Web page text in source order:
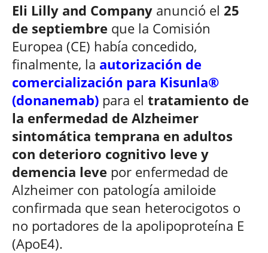
Eli Lilly and Company anunció el 25
de septiembre que la Comisión
Europea (CE) había concedido,
finalmente, la autorización de
comercialización para Kisunla®
(donanemab) para el tratamiento de
la enfermedad de Alzheimer
sintomática temprana en adultos
con deterioro cognitivo leve y
demencia leve por enfermedad de
Alzheimer con patología amiloide
confirmada que sean heterocigotos o
no portadores de la apolipoproteína E
(ApoE4).